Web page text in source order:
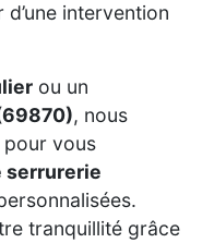
intervention
ou un
, nous
vous
serrurerie
tranquillité grâce